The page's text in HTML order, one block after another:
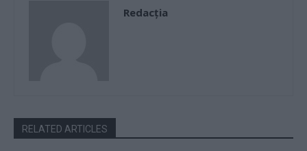
Redacţia
RELATED ARTICLES